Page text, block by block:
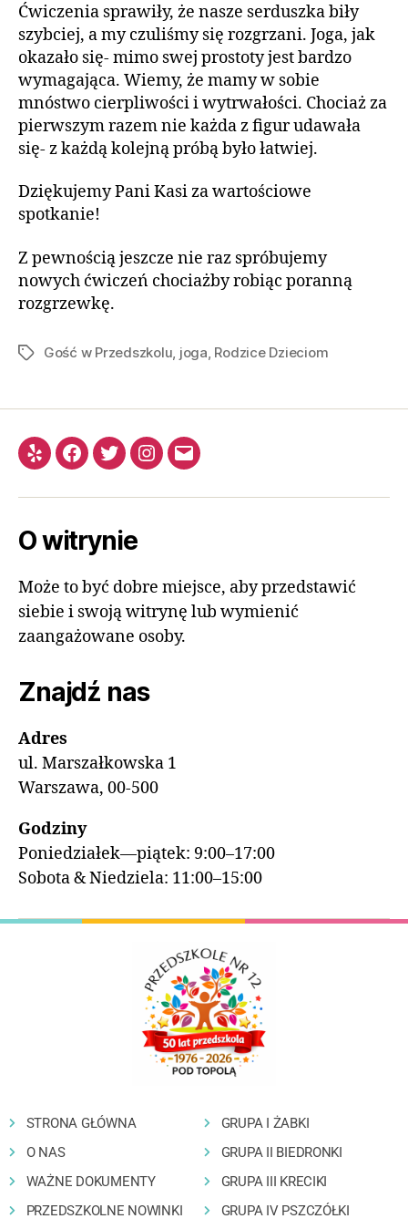
Ćwiczenia sprawiły, że nasze serduszka biły
szybciej, a my czuliśmy się rozgrzani. Joga, jak
okazało się- mimo swej prostoty jest bardzo
wymagająca. Wiemy, że mamy w sobie
mnóstwo cierpliwości i wytrwałości. Chociaż za
pierwszym razem nie każda z figur udawała
się- z każdą kolejną próbą było łatwiej.
Dziękujemy Pani Kasi za wartościowe
spotkanie!
Z pewnością jeszcze nie raz spróbujemy
nowych ćwiczeń chociażby robiąc poranną
rozgrzewkę.
Gość w Przedszkolu joga Rodzice Dzieciom
O witrynie
Może to być dobre miejsce, aby przedstawić
siebie i swoją witrynę lub wymienić
zaangażowane osoby.
Znajdź nas
Adres
ul. Marszałkowska 1
Warszawa, 00-500
Godziny
Poniedziałek—piątek: 9:00–17:00
Sobota & Niedziela: 11:00–15:00
STRONA GŁÓWNA
O NAS
WAŻNE DOKUMENTY
PRZEDSZKOLNE NOWINKI
GRUPA I ŻABKI
GRUPA II BIEDRONKI
GRUPA III KRECIKI
GRUPA IV PSZCZÓŁKI